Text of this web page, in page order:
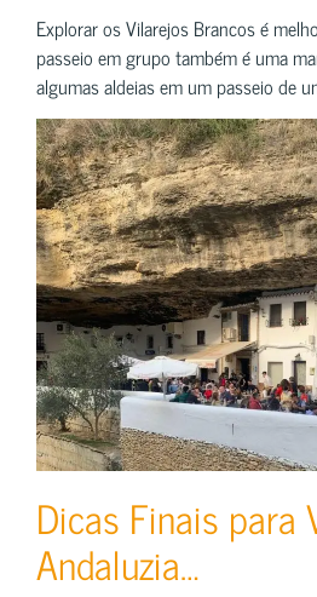
Explorar os Vilarejos Brancos é
passeio em grupo também é uma
algumas aldeias em um passeio de
Dicas Finais para
Andaluzia…